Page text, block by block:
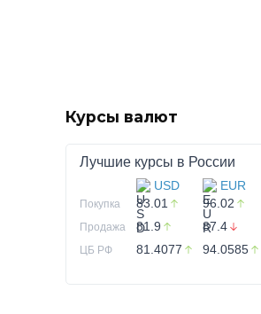
Курсы валют
Лучшие курсы в России
USD EUR
Покупка 83.01 96.02
Продажа 81.9 87.4
ЦБ РФ 81.4077 94.0585